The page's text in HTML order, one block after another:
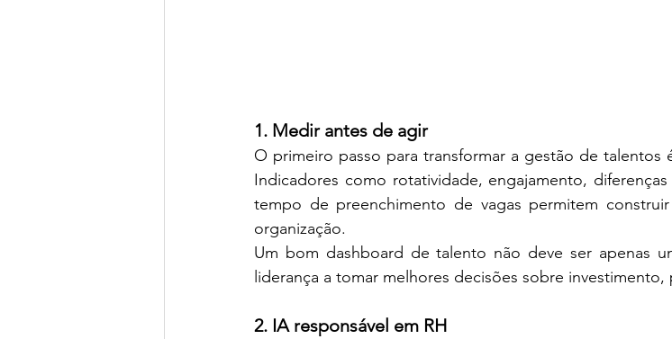
1. Medir antes de agir
O primeiro passo para transformar a gestão de
Indicadores como rotatividade, engajamento,
tempo de preenchimento de vagas permitem
organização.
Um bom dashboard de talento não deve ser apenas
liderança a tomar melhores decisões sobre
2. IA responsável em RH